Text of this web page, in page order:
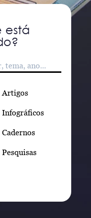
está
Artigos
Infográficos
Cadernos
Pesquisas